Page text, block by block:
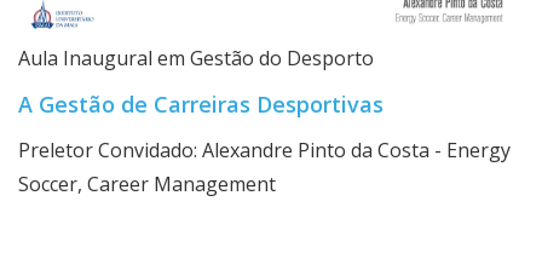
​​Aula Inaugural em Gestão do Desporto
A Gestão de Carreiras Desportivas
Preletor Convidado: Alexandre Pinto da Costa - Energy
Soccer, Career Management